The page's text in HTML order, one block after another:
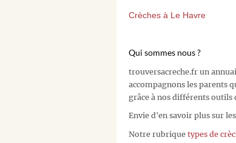
Crèches à Le Havre
Qui sommes nous ?
trouversacreche.fr un
accompagnons les parents
grâce à nos différents outils
Envie d'en savoir plus sur
Notre rubrique types de